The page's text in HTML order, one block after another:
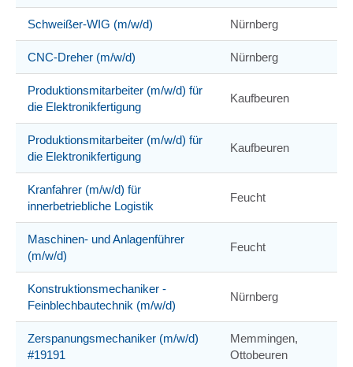
Schweißer-WIG (m/w/d) Nürnberg
CNC-Dreher (m/w/d) Nürnberg
Produktionsmitarbeiter (m/w/d) für
die Elektronikfertigung
Kaufbeuren
Produktionsmitarbeiter (m/w/d) für
die Elektronikfertigung
Kaufbeuren
Kranfahrer (m/w/d) für
innerbetriebliche Logistik
Feucht
Maschinen- und Anlagenführer
(m/w/d)
Feucht
Konstruktionsmechaniker -
Feinblechbautechnik (m/w/d)
Nürnberg
Zerspanungsmechaniker (m/w/d)
#19191
Memmingen,
Ottobeuren